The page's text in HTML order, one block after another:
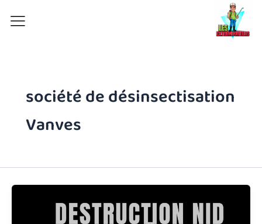
société de désinsectisation
Vanves